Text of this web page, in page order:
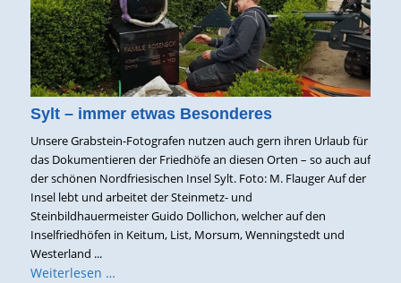
Sylt – immer etwas Besonderes
Unsere Grabstein-Fotografen nutzen auch gern ihren Urlaub für
das Dokumentieren der Friedhöfe an diesen Orten – so auch auf
der schönen Nordfriesischen Insel Sylt. Foto: M. Flauger Auf der
Insel lebt und arbeitet der Steinmetz- und
Steinbildhauermeister Guido Dollichon, welcher auf den
Inselfriedhöfen in Keitum, List, Morsum, Wenningstedt und
Westerland ...
Weiterlesen …